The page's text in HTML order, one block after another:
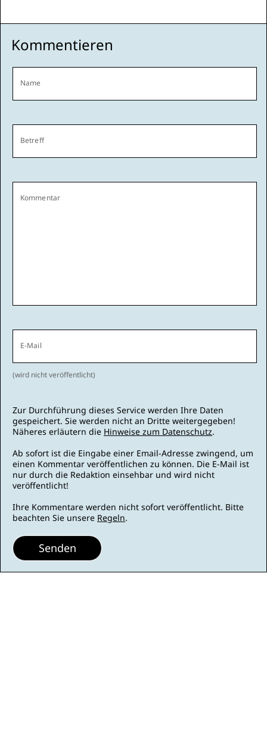
Kommentieren
Name
Betreff
Kommentar
E-Mail
(wird nicht veröffentlicht)
Zur Durchführung dieses Service werden Ihre Daten
gespeichert. Sie werden nicht an Dritte weitergegeben!
Näheres erläutern die Hinweise zum Datenschutz.
Ab sofort ist die Eingabe einer Email-Adresse zwingend, um
einen Kommentar veröffentlichen zu können. Die E-Mail ist
nur durch die Redaktion einsehbar und wird nicht
veröffentlicht!
Ihre Kommentare werden nicht sofort veröffentlicht. Bitte
beachten Sie unsere Regeln.
Senden